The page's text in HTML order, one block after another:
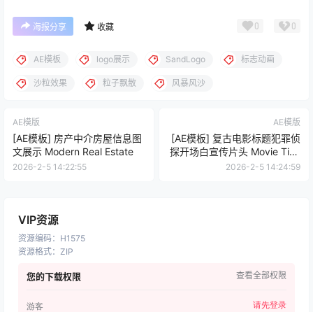
海报分享 收藏 0 0
AE模板 logo展示 SandLogo 标志动画
沙粒效果 粒子飘散 风暴风沙
AE模版
[AE模板] 房产中介房屋信息图
文展示 Modern Real Estate
2026-2-5 14:22:55
AE模版
[AE模板] 复古电影标题犯罪侦
探开场白宣传片头 Movie Title
Film Credits
2026-2-5 14:24:59
VIP资源
资源编码： H1575
资源格式： ZIP
您的下载权限 查看全部权限
游客 请先登录